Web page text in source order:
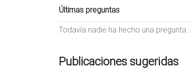
Últimas preguntas
Todavía nadie ha hecho una pregunta...
Publicaciones sugeridas